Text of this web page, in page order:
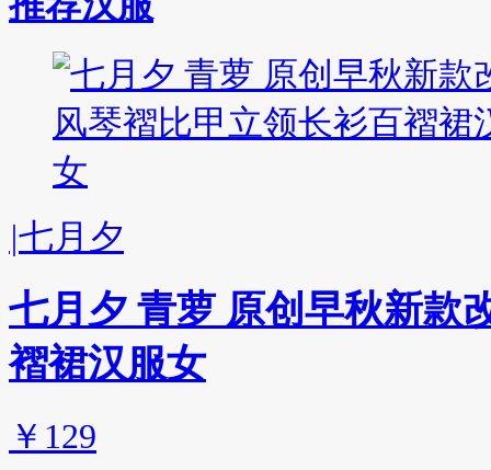
|七月夕
七月夕 青萝 原创早秋新款
褶裙汉服女
￥129